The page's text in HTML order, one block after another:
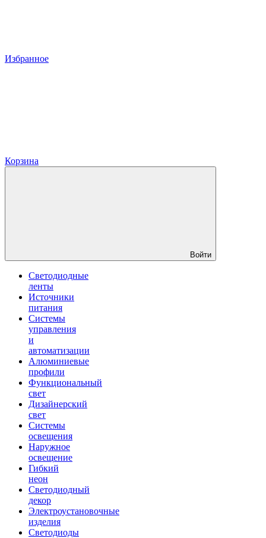
Избранное
Корзина
Войти
Светодиодные
ленты
Источники
питания
Системы
управления
и
автоматизации
Алюминиевые
профили
Функциональный
свет
Дизайнерский
свет
Системы
освещения
Наружное
освещение
Гибкий
неон
Светодиодный
декор
Электроустановочные
изделия
Светодиоды